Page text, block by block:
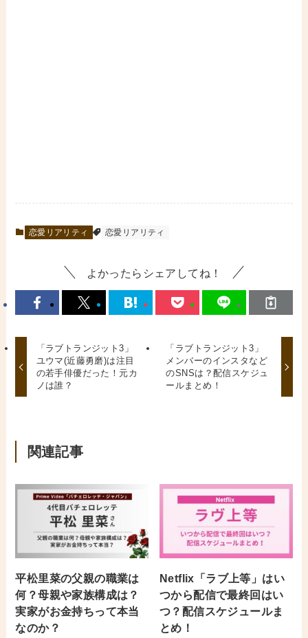
恋愛リアリティ 恋愛リアリティ
よかったらシェアしてね！
「ラブトランジット3」
ユウマ(近藤勇磨)は注目
の若手俳優だった！元カ
ノは誰？
「ラブトランジット3」
メンバーのインスタなど
のSNSは？配信スケジュ
ールまとめ！
関連記事
平松里菜の父親の職業は
何？母親や家族構成は？
実家がお金持ちって本当
なのか？
Netflix「ラブ上等」はい
つから配信で最終回はい
つ？配信スケジュールま
とめ！